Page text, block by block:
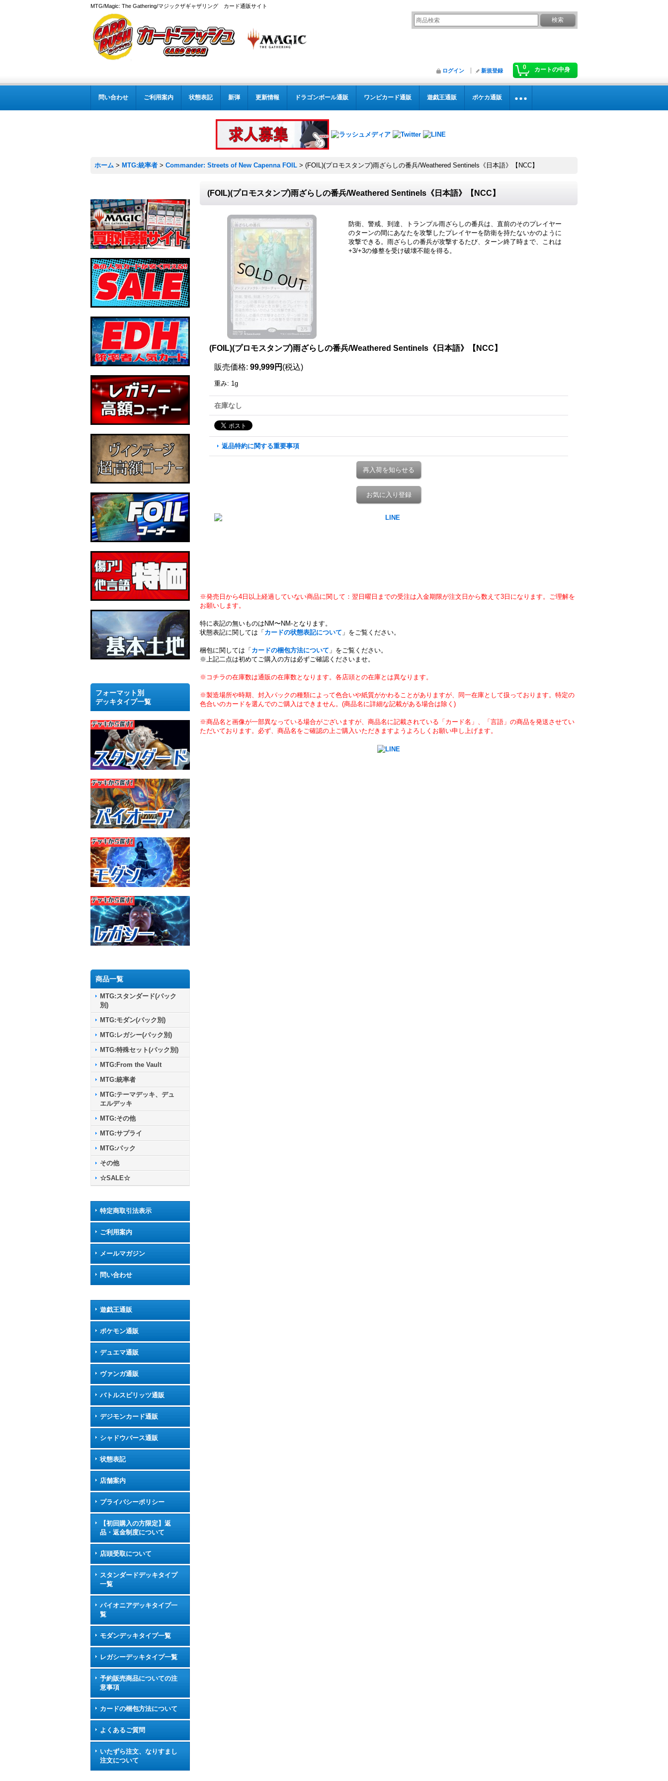
MTG/Magic: The Gathering/マジックザギャザリング カード通販サイト
0 カートの中身
ログイン 新規登録
問い合わせ ご利用案内 状態表記 新弾 更新情報 ドラゴンボール通販 ワンピカード通販 遊戯王通販 ポケカ通販
ホーム > MTG:統率者 > Commander: Streets of New Capenna FOIL > (FOIL)(プロモスタンプ)雨ざらしの番兵/Weathered Sentinels《日本語》【NCC】
フォーマット別
デッキタイプ一覧
商品一覧
MTG:スタンダード(パック
別)
MTG:モダン(パック別)
MTG:レガシー(パック別)
MTG:特殊セット(パック別)
MTG:From the Vault
MTG:統率者
MTG:テーマデッキ、デュ
エルデッキ
MTG:その他
MTG:サプライ
MTG:パック
その他
☆SALE☆
特定商取引法表示
ご利用案内
メールマガジン
問い合わせ
遊戯王通販
ポケモン通販
デュエマ通販
ヴァンガ通販
バトルスピリッツ通販
デジモンカード通販
シャドウバース通販
状態表記
店舗案内
プライバシーポリシー
【初回購入の方限定】返
品・返金制度について
店頭受取について
スタンダードデッキタイプ
一覧
パイオニアデッキタイプ一
覧
モダンデッキタイプ一覧
レガシーデッキタイプ一覧
予約販売商品についての注
意事項
カードの梱包方法について
よくあるご質問
いたずら注文、なりすまし
注文について
(FOIL)(プロモスタンプ)雨ざらしの番兵/Weathered Sentinels《日本語》【NCC】
防衛、警戒、到達、トランプル雨ざらしの番兵は、直前のそのプレイヤー
のターンの間にあなたを攻撃したプレイヤーを防衛を持たないかのように
攻撃できる。雨ざらしの番兵が攻撃するたび、ターン終了時まで、これは
+3/+3の修整を受け破壊不能を得る。
(FOIL)(プロモスタンプ)雨ざらしの番兵/Weathered Sentinels《日本語》【NCC】
販売価格: 99,999円 (税込)
重み: 1g
在庫なし
返品特約に関する重要事項
再入荷を知らせる
お気に入り登録
※発売日から4日以上経過していない商品に関して：翌日曜日までの受注は入金期限が注文日から数えて3日になります。ご理解を
お願いします。
特に表記の無いものはNM〜NM-となります。
状態表記に関しては「 カードの状態表記について 」をご覧ください。
梱包に関しては「 カードの梱包方法について 」をご覧ください。
※上記二点は初めてご購入の方は必ずご確認くださいませ。
※コチラの在庫数は通販の在庫数となります。各店頭との在庫とは異なります。
※製造場所や時期、封入パックの種類によって色合いや紙質がかわることがありますが、同一在庫として扱っております。特定の
色合いのカードを選んでのご購入はできません。(商品名に詳細な記載がある場合は除く)
※商品名と画像が一部異なっている場合がございますが、商品名に記載されている「カード名」、「言語」の商品を発送させてい
ただいております。必ず、商品名をご確認の上ご購入いただきますようよろしくお願い申し上げます。